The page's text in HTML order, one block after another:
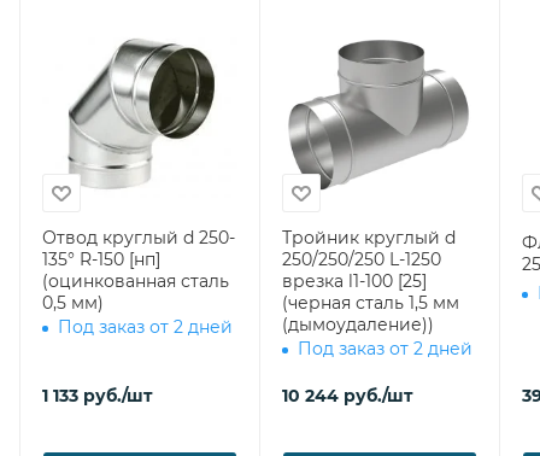
Отвод круглый d 250-
135° R-150 [нп]
(оцинкованная сталь
0,5 мм)
Под заказ от 2 дней
1 133 руб./шт
Тройник круглый d
250/250/250 L-1250
врезка l1-100 [25]
(черная сталь 1,5 мм
(дымоудаление))
Под заказ от 2 дней
10 244 руб./шт